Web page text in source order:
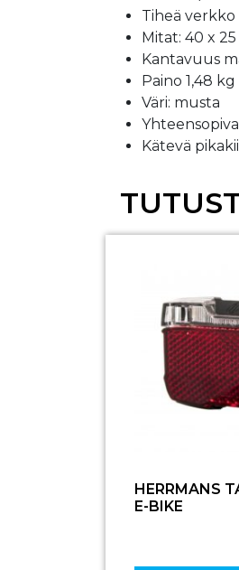
Tiheä verkko
Mitat: 40 x
Kantavuus
Paino 1,48 kg
Väri: musta
Kätevä
HERRMANS
E-BIKE